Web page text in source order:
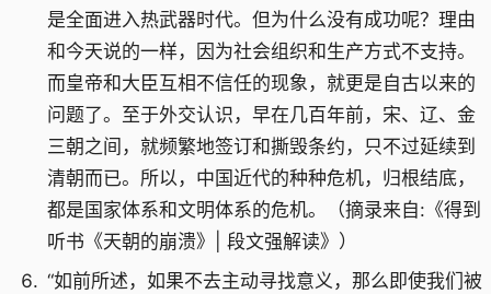
是全面进入热武器时代。但为什么没有成功呢？理由
和今天说的一样，因为社会组织和生产方式不支持。
而皇帝和大臣互相不信任的现象，就更是自古以来的
问题了。至于外交认识，早在几百年前，宋、辽、金
三朝之间，就频繁地签订和撕毁条约，只不过延续到
清朝而已。所以，中国近代的种种危机，归根结底，
都是国家体系和文明体系的危机。（摘录来自:《得到
听书《天朝的崩溃》| 段文强解读》）
“如前所述，如果不去主动寻找意义，那么即使我们被